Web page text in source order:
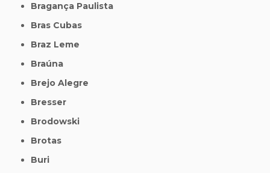
Bragança Paulista
Bras Cubas
Braz Leme
Braúna
Brejo Alegre
Bresser
Brodowski
Brotas
Buri